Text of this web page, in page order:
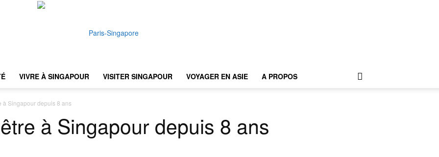
VIVRE À SINGAPOUR VISITER SINGAPOUR VOYAGER EN ASIE A PROPOS
à Singapour depuis 8 ans
à Singapour depuis 8 ans